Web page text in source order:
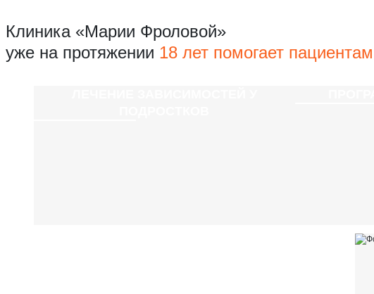
Клиника «Марии Фроловой»
уже на протяжении 18 лет помогает пациентам